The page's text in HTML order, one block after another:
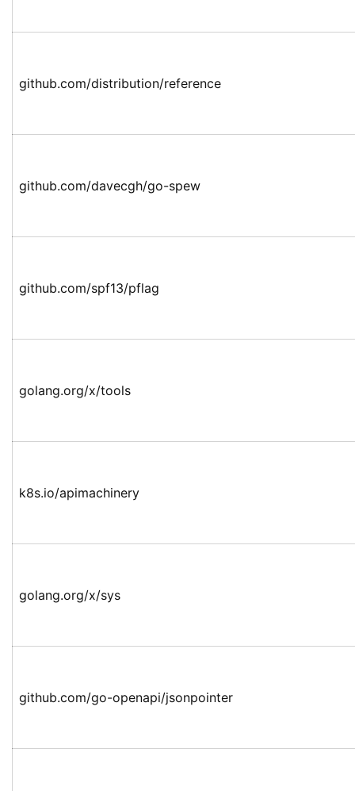
github.com/distribution/reference
github.com/davecgh/go-spew
github.com/spf13/pflag
golang.org/x/tools
k8s.io/apimachinery
golang.org/x/sys
github.com/go-openapi/jsonpointer